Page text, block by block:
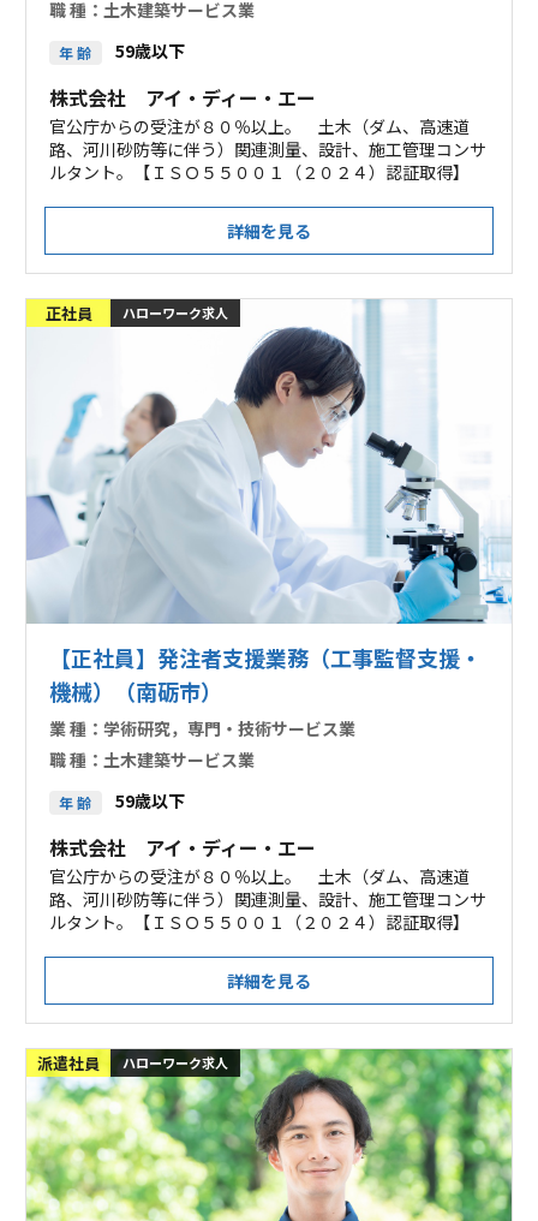
職 種： 土木建築サービス業
年 齢 59歳以下
株式会社 アイ・ディー・エー
官公庁からの受注が８０％以上。 土木（ダム、高速道
路、河川砂防等に伴う）関連測量、設計、施工管理コンサ
ルタント。【ＩＳＯ５５００１（２０２４）認証取得】
詳細を見る
正社員 ハローワーク求人
【正社員】発注者支援業務（工事監督支援・
機械）（南砺市）
業 種： 学術研究，専門・技術サービス業
職 種： 土木建築サービス業
年 齢 59歳以下
株式会社 アイ・ディー・エー
官公庁からの受注が８０％以上。 土木（ダム、高速道
路、河川砂防等に伴う）関連測量、設計、施工管理コンサ
ルタント。【ＩＳＯ５５００１（２０２４）認証取得】
詳細を見る
派遣社員 ハローワーク求人